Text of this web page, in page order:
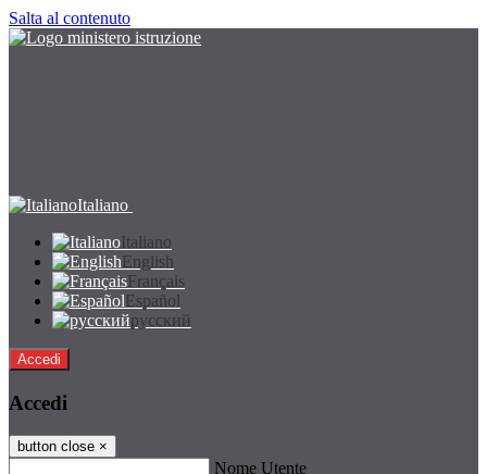
Salta al contenuto
Italiano
Italiano
English
Français
Español
русский
Accedi
Accedi
button close ×
Nome Utente